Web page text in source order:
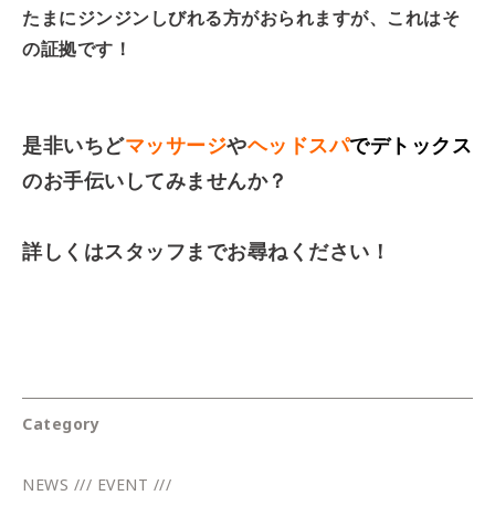
たまにジンジンしびれる方がおられますが、これはそ
の証拠です！
是非いちどマッサージやヘッドスパでデトックス
のお手伝いしてみませんか？
詳しくはスタッフまでお尋ねください！
Category
NEWS /// EVENT ///